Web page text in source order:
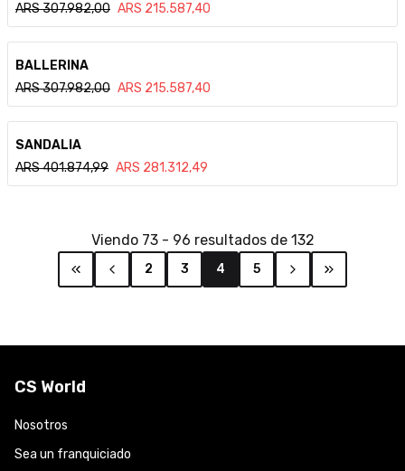
ARS307.982,00 ARS 215.587,40
BALLERINA
ARS307.982,00 ARS 215.587,40
SANDALIA
ARS401.874,99 ARS 281.312,49
Viendo 73- 96 resultados de 132
2 3 4 5
CS World
Nosotros
Sea un franquiciado